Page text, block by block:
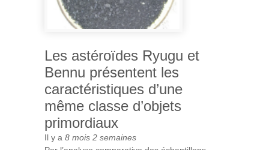
Les astéroïdes Ryugu et
Bennu présentent les
caractéristiques d’une
même classe d’objets
primordiaux
Il y a 8 mois 2 semaines